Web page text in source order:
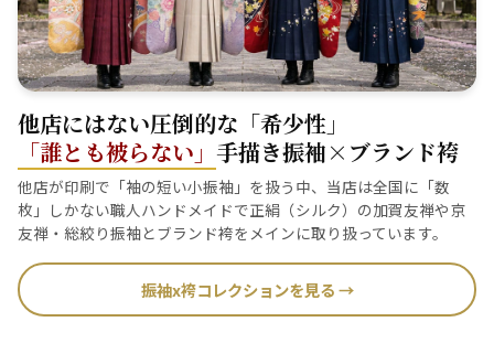
他店にはない圧倒的な「希少性」
「誰とも被らない」 手描き振袖×ブランド袴
他店が印刷で「袖の短い小振袖」を扱う中、当店は全国に「数
枚」しかない職人ハンドメイドで正絹（シルク）の加賀友禅や京
友禅・総絞り振袖とブランド袴をメインに取り扱っています。
振袖x袴コレクションを見る →